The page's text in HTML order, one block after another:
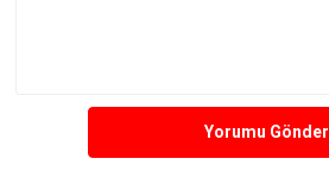
Yorumu Gönder